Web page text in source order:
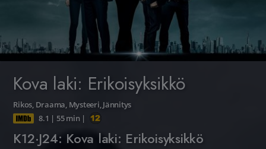
Kova laki: Erikoisyksikkö
Rikos, Draama, Mysteeri,Jännitys
8.1 | 55 min |
K12·J24: Kova laki: Erikoisyksikkö